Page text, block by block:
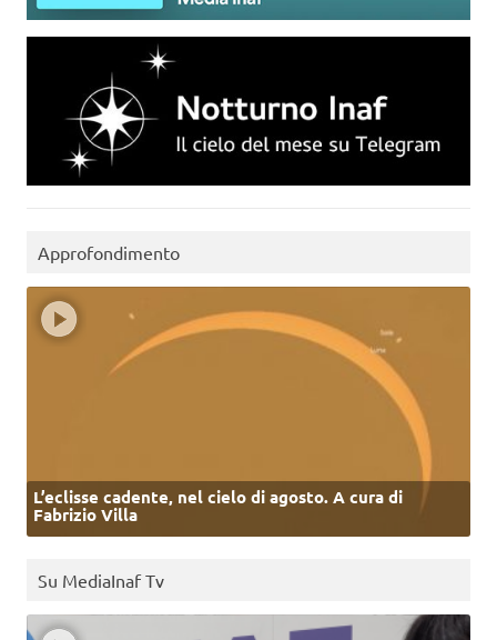
Approfondimento
L’eclisse cadente, nel cielo di agosto. A cura di
Fabrizio Villa
Su MediaInaf Tv